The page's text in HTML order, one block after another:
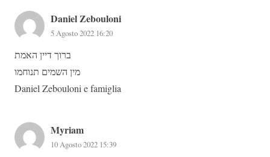
Daniel Zebouloni
5 Agosto 2022 16:20
ברוך דיין האמת
מין השמים תנוחמו
Daniel Zebouloni e famiglia
Myriam
10 Agosto 2022 15:39